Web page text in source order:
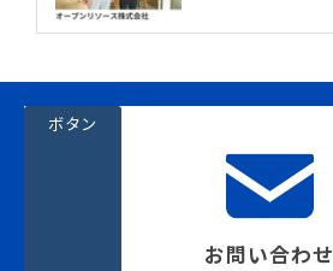
お問い合わせ
ボタン